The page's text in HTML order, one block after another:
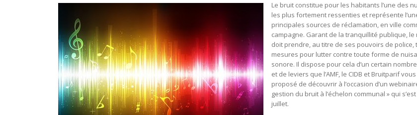
Le bruit constitue pour les habitants l’une des
les plus fortement ressenties et représente
principales sources de réclamation, en ville
campagne. Garant de la tranquillité publique, le
doit prendre, au titre de ses pouvoirs de police,
mesures pour lutter contre toute forme de
sonore. Il dispose pour cela d’un certain nombre
et de leviers que l’AMF, le CIDB et Bruitparif
proposé de découvrir à l’occasion d’un
gestion du bruit à l’échelon communal » qui
juillet.